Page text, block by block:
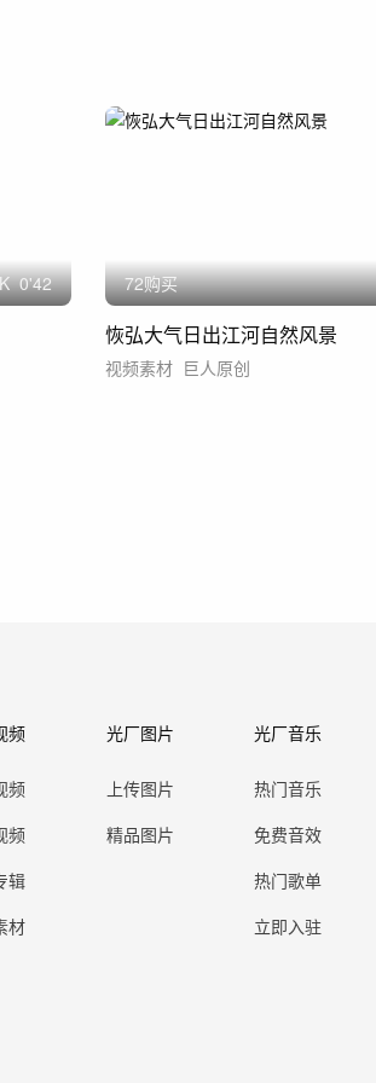
K 0'42 72购买
恢弘大气日出江河自然风景
视频素材 巨人原创
频
频
频
辑
材
光厂图片
上传图片
精品图片
光厂音乐
热门音乐
免费音效
热门歌单
立即入驻